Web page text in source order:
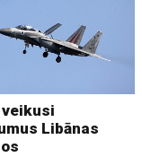
Libānas